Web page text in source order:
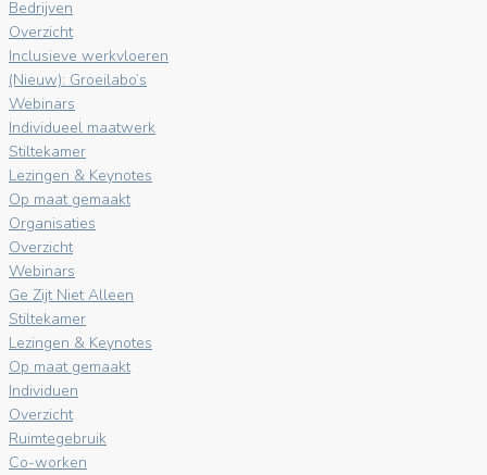
Bedrijven
Overzicht
Inclusieve werkvloeren
(Nieuw): Groeilabo’s
Webinars
Individueel maatwerk
Stiltekamer
Lezingen & Keynotes
Op maat gemaakt
Organisaties
Overzicht
Webinars
Ge Zijt Niet Alleen
Stiltekamer
Lezingen & Keynotes
Op maat gemaakt
Individuen
Overzicht
Ruimtegebruik
Co-worken